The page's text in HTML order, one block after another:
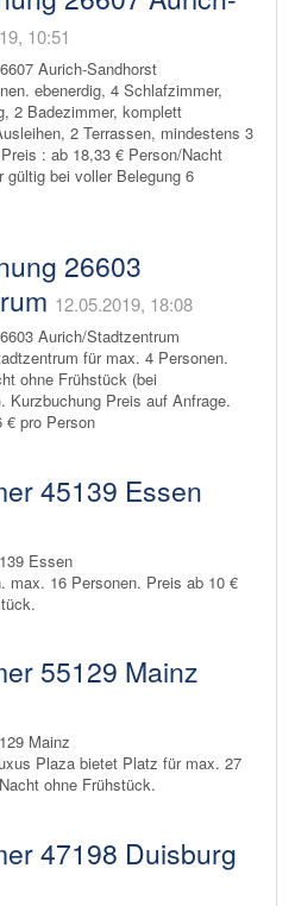
10:51
ebenerdig, 4 Schlafzimmer,
2 Badezimmer, komplett
2 Terrassen, mindestens 3
: ab 18,33 € Person/Nacht
bei voller Belegung 6
26603
12.05.2019, 18:08
für max. 4 Personen.
ohne Frühstück (bei
Kurzbuchung Preis auf Anfrage.
€ pro Person
45139 Essen
max. 16 Personen. Preis ab 10 €
55129 Mainz
Plaza bietet Platz für max. 27
ohne Frühstück.
47198 Duisburg